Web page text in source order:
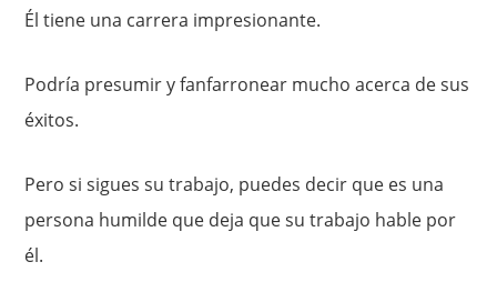
Él tiene una carrera impresionante.
Podría presumir y fanfarronear mucho acerca de sus
éxitos.
Pero si sigues su trabajo, puedes decir que es una
persona humilde que deja que su trabajo hable por
él.